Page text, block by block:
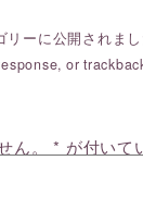
ーに公開されまし
, or
ん。 * が付いて